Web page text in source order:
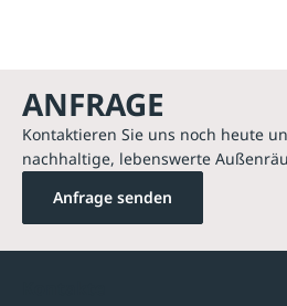
ANFRAGE
Kontaktieren Sie uns noch heute
nachhaltige, lebenswerte
Anfrage senden